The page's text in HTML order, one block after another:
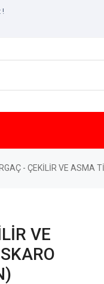
!
- ÇEKİLİR VE ASMA
VE